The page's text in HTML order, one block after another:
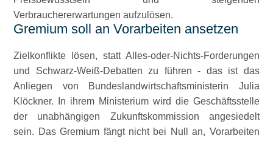
Verbrauchererwartungen aufzulösen.
Gremium soll an Vorarbeiten ansetzen
Zielkonflikte lösen, statt Alles-oder-Nichts-Forderungen
und Schwarz-Weiß-Debatten zu führen - das ist das
Anliegen von Bundeslandwirtschaftsministerin Julia
Klöckner. In ihrem Ministerium wird die Geschäftsstelle
der unabhängigen Zukunftskommission angesiedelt
sein. Das Gremium fängt nicht bei Null an, Vorarbeiten